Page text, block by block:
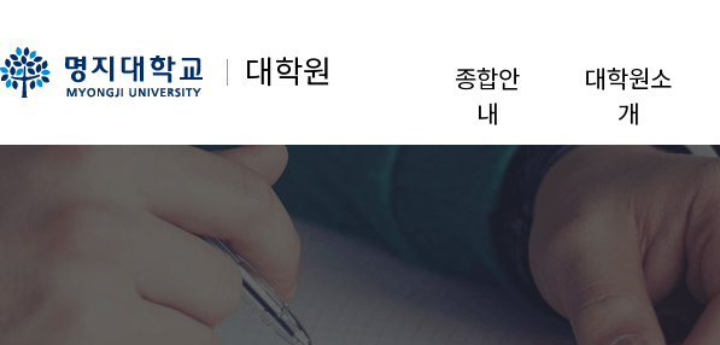
대학원
종합안
내
대학원소
개